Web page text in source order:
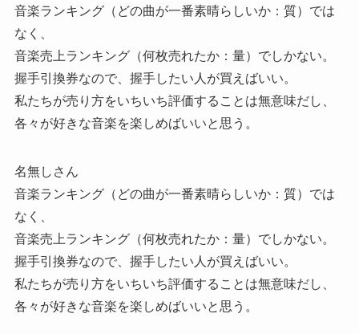
音楽ランキング（どの曲が一番素晴らしいか：質）では
なく、
音楽売上ランキング（何枚売れたか：量）でしかない。
握手引換券なので、握手したい人が買えばいい。
私たちが売り方をいちいち評価することは無意味だし、
各々が好きな音楽を楽しめばいいと思う。
名無しさん
音楽ランキング（どの曲が一番素晴らしいか：質）では
なく、
音楽売上ランキング（何枚売れたか：量）でしかない。
握手引換券なので、握手したい人が買えばいい。
私たちが売り方をいちいち評価することは無意味だし、
各々が好きな音楽を楽しめばいいと思う。